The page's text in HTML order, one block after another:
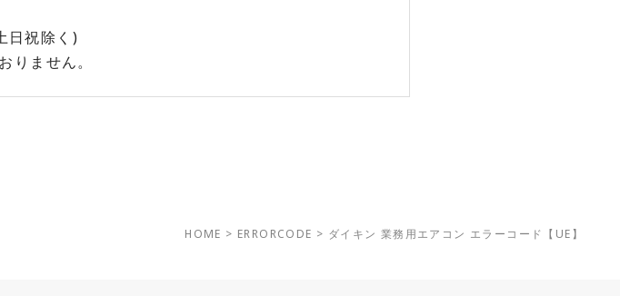
日祝除く)
ません。
HOME > ERRORCODE > ダイキン 業務用エアコン エラーコード【UE】